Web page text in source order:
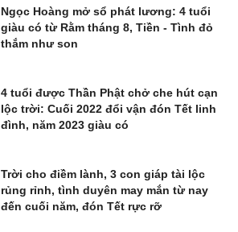
Ngọc Hoàng mở sổ phát lương: 4 tuổi
giàu có từ Rằm tháng 8, Tiền - Tình đỏ
thắm như son
4 tuổi được Thần Phật chở che hút cạn
lộc trời: Cuối 2022 đổi vận đón Tết linh
đình, năm 2023 giàu có
Trời cho điềm lành, 3 con giáp tài lộc
rủng rỉnh, tình duyên may mắn từ nay
đến cuối năm, đón Tết rực rỡ